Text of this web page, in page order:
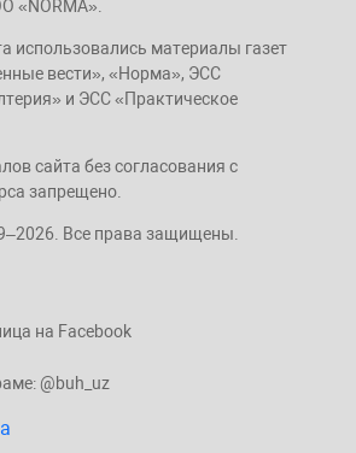
«NORMA».
использовались материалы газет
вести», «Норма», ЭСС
и ЭСС «Практическое
сайта без согласования с
запрещено.
Все права защищены.
на Facebook
@buh_uz